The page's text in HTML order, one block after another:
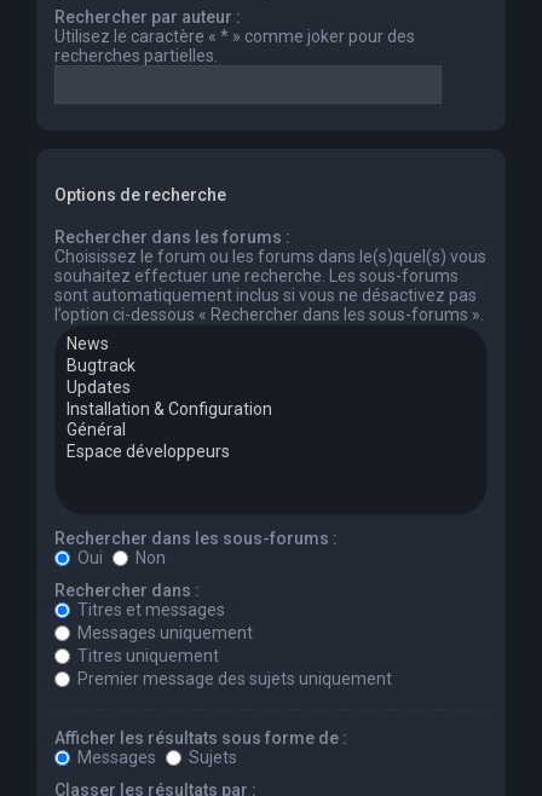
Rechercher par auteur :
Utilisez le caractère « * » comme joker pour des
recherches partielles.
Options de recherche
Rechercher dans les forums :
Choisissez le forum ou les forums dans le(s)quel(s) vous
souhaitez effectuer une recherche. Les sous-forums
sont automatiquement inclus si vous ne désactivez pas
l’option ci-dessous « Rechercher dans les sous-forums ».
Rechercher dans les sous-forums :
Oui
Non
Rechercher dans :
Titres et messages
Messages uniquement
Titres uniquement
Premier message des sujets uniquement
Afficher les résultats sous forme de :
Messages
Sujets
Classer les résultats par :